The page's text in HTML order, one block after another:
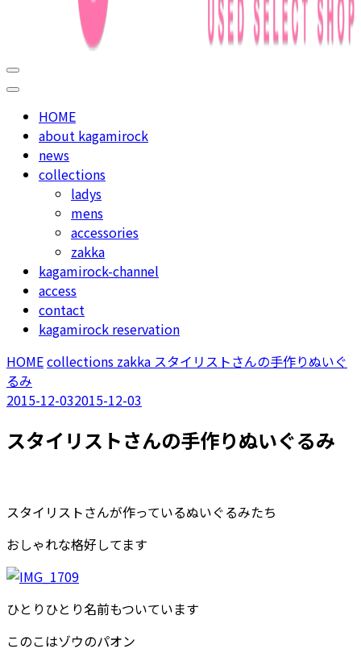
kagamirock
used select shop in nakameguro
HOME
about kagamirock
news
collections
ladys
mens
accessories
zakka
kagamirock-channel
access
contact
kagamirock reservation
HOMEcollections zakka スタイリストさんの手作りぬいぐ
るみ
2015-12-032015-12-03
スタイリストさんの手作りぬいぐるみ
スタイリストさんが作っているぬいぐるみたち
おしゃれな格好してます
ひとりひとり名前もついています
このこはゾウのパオン